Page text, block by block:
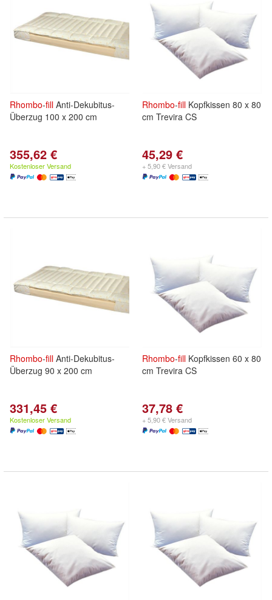
Rhombo-fill Anti-Dekubitus-
Überzug 100 x 200 cm
355,62 €
Kostenloser Versand
Rhombo-fill Kopfkissen 80 x 80
cm Trevira CS
45,29 €
+ 5,90 € Versand
Rhombo-fill Anti-Dekubitus-
Überzug 90 x 200 cm
331,45 €
Kostenloser Versand
Rhombo-fill Kopfkissen 60 x 80
cm Trevira CS
37,78 €
+ 5,90 € Versand